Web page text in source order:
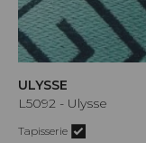
ULYSSE
L5092 - Ulysse
Tapisserie